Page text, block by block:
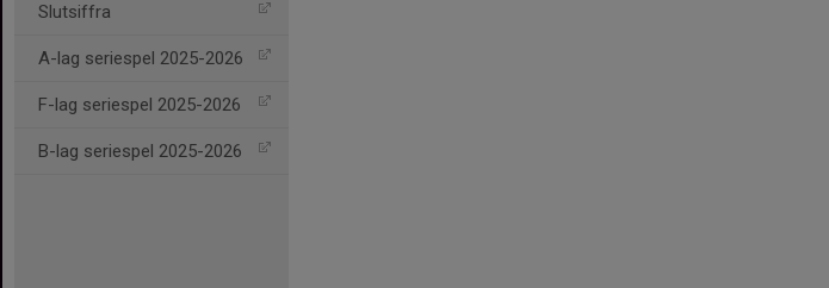
Slutsiffra
A-lag seriespel 2025-2026
F-lag seriespel 2025-2026
B-lag seriespel 2025-2026